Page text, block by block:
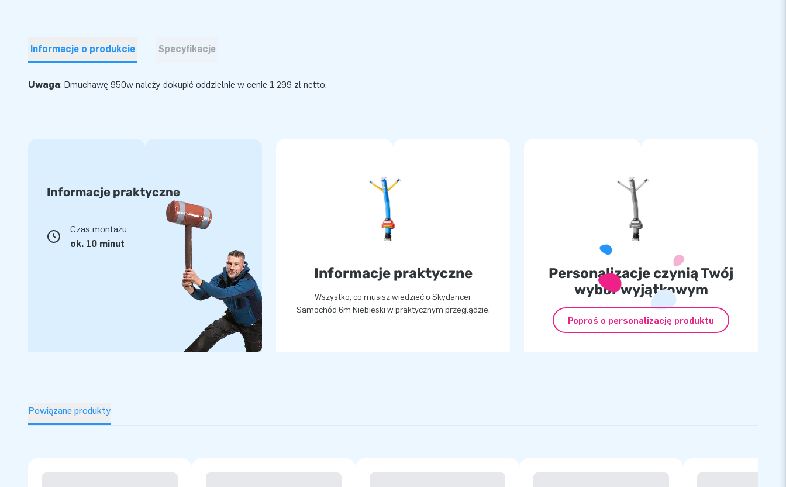
Informacje o produkcie Specyfikacje
Uwaga: Dmuchawę 950w należy dokupić oddzielnie w cenie 1 299 zł netto.
Informacje praktyczne
Czas montażu
ok. 10 minut
Informacje praktyczne
Wszystko, co musisz wiedzieć o Skydancer
Samochód 6m Niebieski w praktycznym przeglądzie.
Personalizacje czynią Twój
wybór wyjątkowym
Poproś o personalizację produktu
Powiązane produkty